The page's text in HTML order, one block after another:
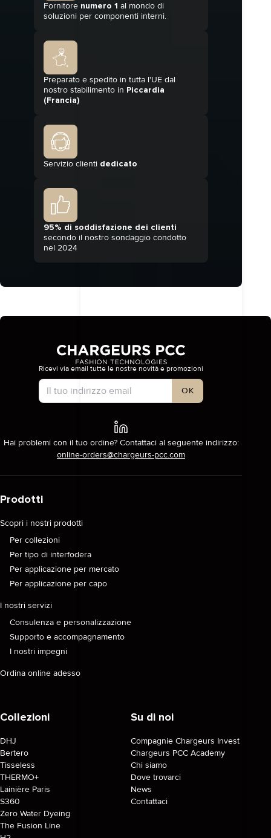
Fornitore numero 1 al mondo di
soluzioni per componenti interni.
Preparato e spedito in tutta l'UE dal
nostro stabilimento in Piccardia
(Francia)
Servizio clienti dedicato
95% di soddisfazione dei clienti
secondo il nostro sondaggio condotto
nel 2024
Tipo di account
Ricevi via email tutte le nostre novità e promozioni
OK
Hai problemi con il tuo ordine? Contattaci al seguente indirizzo:
online-orders@chargeurs-pcc.com
Prodotti
Scopri i nostri prodotti
Per collezioni
Per tipo di interfodera
Per applicazione per mercato
Per applicazione per capo
I nostri servizi
Consulenza e personalizzazione
Supporto e accompagnamento
I nostri impegni
Ordina online adesso
Collezioni
DHJ
Bertero
Tisseless
THERMO+
Lainière Paris
S360
Zero Water Dyeing
The Fusion Line
Su di noi
Compagnie Chargeurs Invest
Chargeurs PCC Academy
Chi siamo
Dove trovarci
News
Contattaci